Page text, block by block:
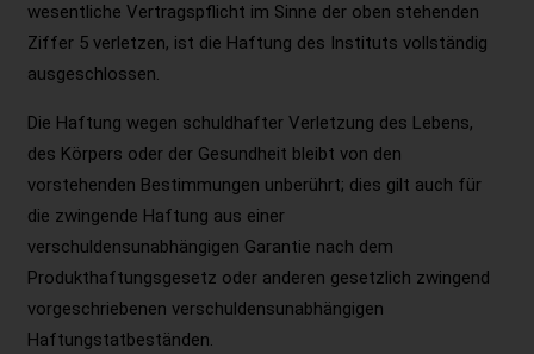
wesentliche Vertragspflicht im Sinne der oben stehenden
Ziffer 5 verletzen, ist die Haftung des Instituts vollständig
ausgeschlossen.
Die Haftung wegen schuldhafter Verletzung des Lebens,
des Körpers oder der Gesundheit bleibt von den
vorstehenden Bestimmungen unberührt; dies gilt auch für
die zwingende Haftung aus einer
verschuldensunabhängigen Garantie nach dem
Produkthaftungsgesetz oder anderen gesetzlich zwingend
vorgeschriebenen verschuldensunabhängigen
Haftungstatbeständen.